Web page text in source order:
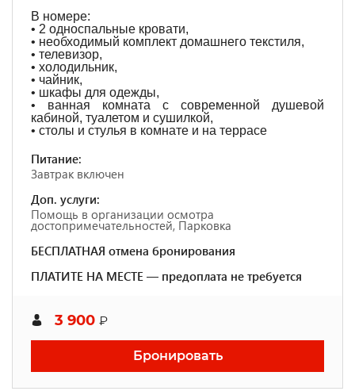
В номере:
• 2 односпальные кровати,
• необходимый комплект домашнего текстиля,
• телевизор,
• холодильник,
• чайник,
• шкафы для одежды,
• ванная комната с современной душевой
кабиной, туалетом и сушилкой,
• столы и стулья в комнате и на террасе
Питание:
Завтрак включен
Доп. услуги:
Помощь в организации осмотра
достопримечательностей, Парковка
БЕСПЛАТНАЯ отмена бронирования
ПЛАТИТЕ НА МЕСТЕ — предоплата не требуется
3 900 ₽
Бронировать